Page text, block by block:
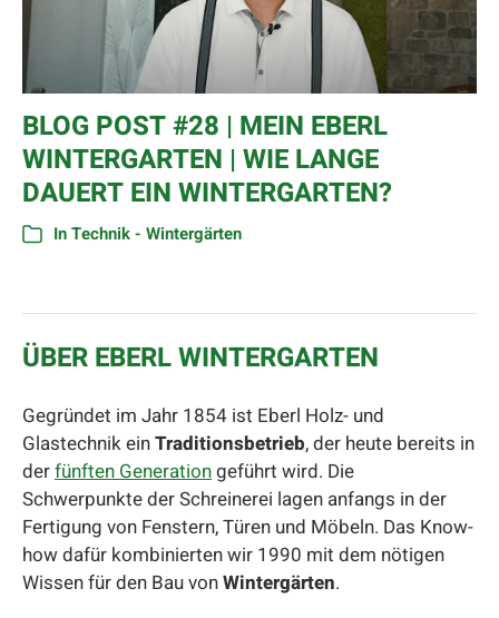
BLOG POST #28 | MEIN EBERL
WINTERGARTEN | WIE LANGE
DAUERT EIN WINTERGARTEN?
InTechnik - Wintergärten
ÜBER EBERL WINTERGARTEN
Gegründet im Jahr 1854 ist Eberl Holz- und
Glastechnik einTraditionsbetrieb, der heute bereits in
derfünften Generationgeführt wird. Die
Schwerpunkte der Schreinerei lagen anfangs in der
Fertigung von Fenstern, Türen und Möbeln. Das Know-
how dafür kombinierten wir 1990 mit dem nötigen
Wissen für den Bau vonWintergärten.